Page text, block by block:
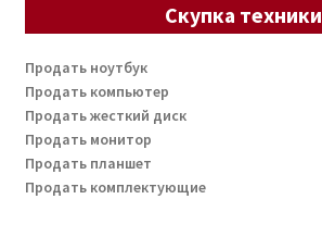
Скупка техники
Продать ноутбук
Продать компьютер
Продать жесткий диск
Продать монитор
Продать планшет
Продать комплектующие